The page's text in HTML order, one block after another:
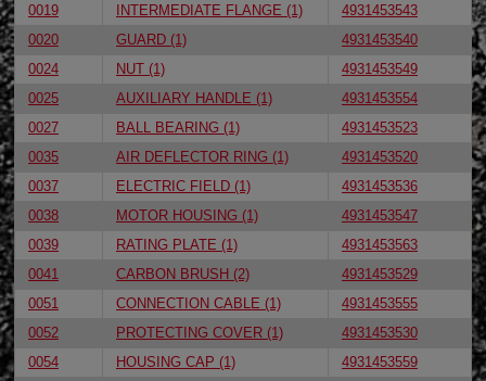
0019
INTERMEDIATE FLANGE (1)
4931453543
0020
GUARD (1)
4931453540
0024
NUT (1)
4931453549
0025
AUXILIARY HANDLE (1)
4931453554
0027
BALL BEARING (1)
4931453523
0035
AIR DEFLECTOR RING (1)
4931453520
0037
ELECTRIC FIELD (1)
4931453536
0038
MOTOR HOUSING (1)
4931453547
0039
RATING PLATE (1)
4931453563
0041
CARBON BRUSH (2)
4931453529
0051
CONNECTION CABLE (1)
4931453555
0052
PROTECTING COVER (1)
4931453530
0054
HOUSING CAP (1)
4931453559